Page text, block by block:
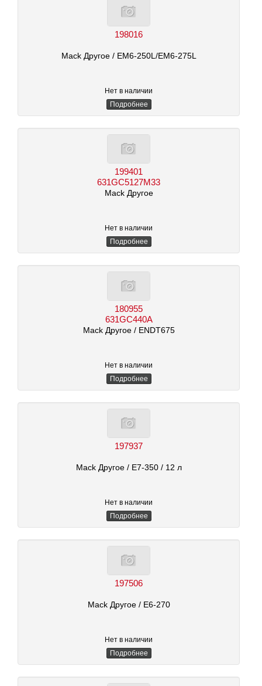
198016
Mack Другое / EM6-250L/EM6-275L
Нет в наличии
Подробнее
199401
631GC5127M33
Mack Другое
Нет в наличии
Подробнее
180955
631GC440A
Mack Другое / ENDT675
Нет в наличии
Подробнее
197937
Mack Другое / E7-350 / 12 л
Нет в наличии
Подробнее
197506
Mack Другое / E6-270
Нет в наличии
Подробнее